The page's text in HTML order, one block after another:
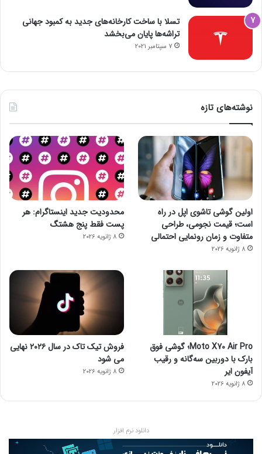
تسلا با ساخت کارخانه‌های جدید به کمبود جهانی
تراشه‌ها پایان می‌بخشد
7 سپتامبر 2021
نوشته‌های تازه
اولین گوشی تاشوی اپل در راه
است؛ قیمت نجومی، طراحی
متفاوت و زمان رونمایی احتمالی
8 ژانویه 2026
محدودیت جدید اینستاگرام: هر
پست فقط پنج هشتگ
8 ژانویه 2026
Moto X70 Air Pro؛ گوشی فوق
بارک با دوربین سه‌گانه و رقیب
آیفون ایر
8 ژانویه 2026
فروش تیک تاک در سال ۲۰۲۶ نهایی
می شود
8 ژانویه 2026
دانلود نرم افزار